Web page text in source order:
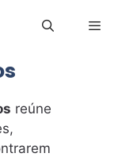
reúne